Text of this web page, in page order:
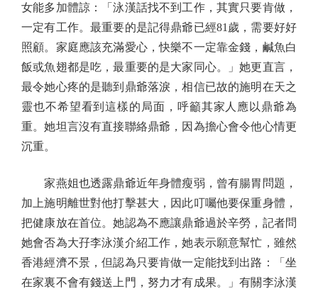
女能多加體諒：「泳漢話找不到工作，其實只要肯做，
一定有工作。最重要的是記得鼎爺已經81歲，需要好好
照顧。家庭應該充滿愛心，快樂不一定靠金錢，鹹魚白
飯或魚翅都是吃，最重要的是大家同心。」她更直言，
最令她心疼的是聽到鼎爺落淚，相信已故的施明在天之
靈也不希望看到這樣的局面，呼籲其家人應以鼎爺為
重。她坦言沒有直接聯絡鼎爺，因為擔心會令他心情更
沉重。
家燕姐也透露鼎爺近年身體瘦弱，曾有腸胃問題，
加上施明離世對他打擊甚大，因此叮囑他要保重身體，
把健康放在首位。她認為不應讓鼎爺過於辛勞，記者問
她會否為大孖李泳漢介紹工作，她表示願意幫忙，雖然
香港經濟不景，但認為只要肯做一定能找到出路：「坐
在家裏不會有錢送上門，努力才有成果。」有關李泳漢